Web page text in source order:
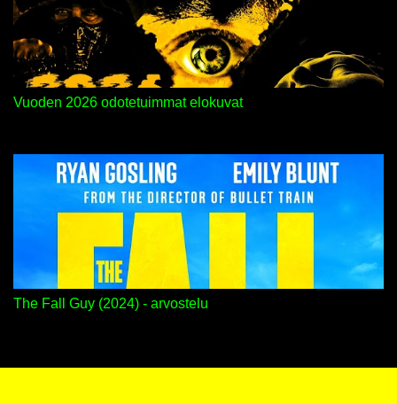
Vuoden 2026 odotetuimmat elokuvat
The Fall Guy (2024) - arvostelu